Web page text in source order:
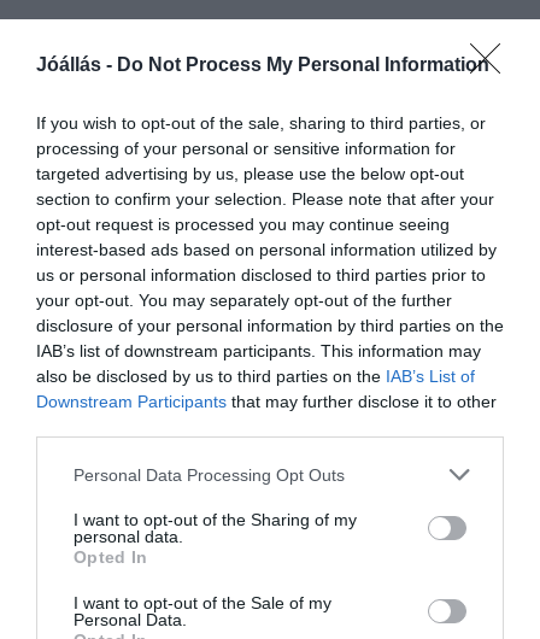
Jóállás - Do Not Process My Personal Information
If you wish to opt-out of the sale, sharing to third parties, or
processing of your personal or sensitive information for
targeted advertising by us, please use the below opt-out
section to confirm your selection. Please note that after your
opt-out request is processed you may continue seeing
interest-based ads based on personal information utilized by
us or personal information disclosed to third parties prior to
your opt-out. You may separately opt-out of the further
disclosure of your personal information by third parties on the
IAB’s list of downstream participants. This information may
also be disclosed by us to third parties on the IAB’s List of
Downstream Participants that may further disclose it to other
Personal Data Processing Opt Outs
I want to opt-out of the Sharing of my
personal data.
Opted In
I want to opt-out of the Sale of my
Personal Data.
Príma Press Kft., 535600 Székelyudvarhely, Bethlen Gábor
utca 55. szám
info@joallas.ro
joallas.ro
+40 726 720 284
Telefonos ügyfélszolgálat: 8–16
Hasznos tudnivalók
Adatvédelmi nyilatkozat